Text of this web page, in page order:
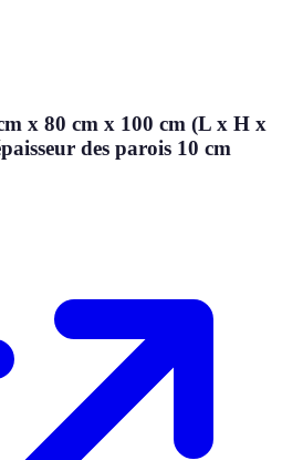
x 80 cm x 100 cm (L x H x
des parois 10 cm